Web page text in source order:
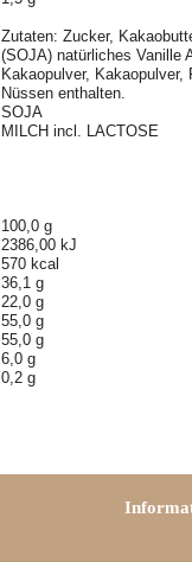
Zutaten: Zucker,
(SOJA) natürliches Vanille
Kakaopulver,
Nüssen enthalten.
SOJA
MILCH incl. LACTOSE
100,0 g
2386,00 kJ
570 kcal
36,1 g
22,0 g
55,0 g
55,0 g
6,0 g
0,2 g